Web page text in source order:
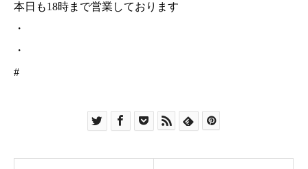
本日も18時まで営業しております
・
・
#